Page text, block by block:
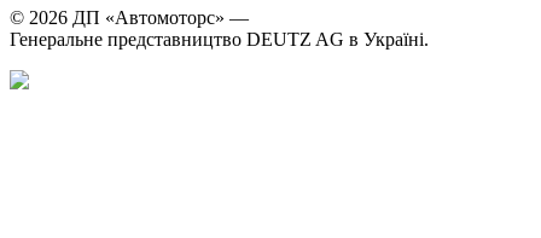
© 2026 ДП «Автомоторс» —
Генеральне представництво DEUTZ AG в Україні.